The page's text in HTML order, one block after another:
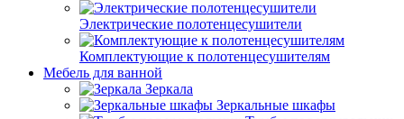
Электрические полотенцесушители
Комплектующие к полотенцесушителям
Мебель для ванной
Зеркала
Зеркальные шкафы